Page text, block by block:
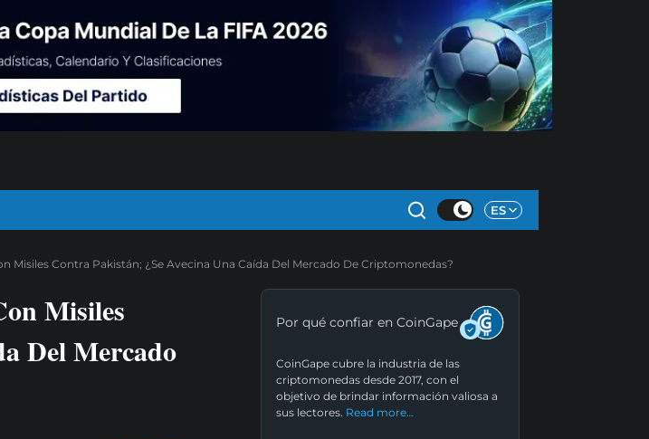
ES
Misiles Contra Pakistán; ¿Se Avecina Una Caída Del Mercado De Criptomonedas?
Misiles
Del Mercado
Por qué confiar en CoinGape
CoinGape cubre la industria de las
criptomonedas desde 2017, con el
objetivo de brindar información valiosa a
sus lectores. Read more…